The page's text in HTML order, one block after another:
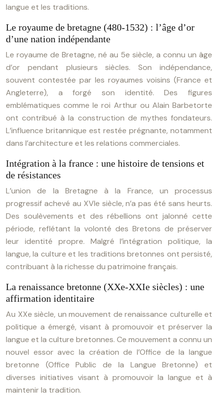
langue et les traditions.
Le royaume de bretagne (480-1532) : l’âge d’or
d’une nation indépendante
Le royaume de Bretagne, né au 5e siècle, a connu un âge
d’or pendant plusieurs siècles. Son indépendance,
souvent contestée par les royaumes voisins (France et
Angleterre), a forgé son identité. Des figures
emblématiques comme le roi Arthur ou Alain Barbetorte
ont contribué à la construction de mythes fondateurs.
L’influence britannique est restée prégnante, notamment
dans l’architecture et les relations commerciales.
Intégration à la france : une histoire de tensions et
de résistances
L’union de la Bretagne à la France, un processus
progressif achevé au XVIe siècle, n’a pas été sans heurts.
Des soulèvements et des rébellions ont jalonné cette
période, reflétant la volonté des Bretons de préserver
leur identité propre. Malgré l’intégration politique, la
langue, la culture et les traditions bretonnes ont persisté,
contribuant à la richesse du patrimoine français.
La renaissance bretonne (XXe-XXIe siècles) : une
affirmation identitaire
Au XXe siècle, un mouvement de renaissance culturelle et
politique a émergé, visant à promouvoir et préserver la
langue et la culture bretonnes. Ce mouvement a connu un
nouvel essor avec la création de l’Office de la langue
bretonne (Office Public de la Langue Bretonne) et
diverses initiatives visant à promouvoir la langue et à
maintenir la tradition.